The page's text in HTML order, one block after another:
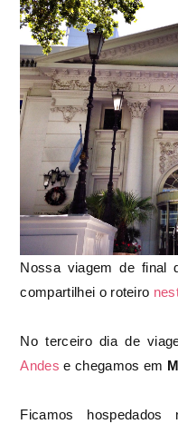
Nossa viagem de final
compartilhei o roteiro
No terceiro dia de
Andes e chegamos em
Ficamos hospedados